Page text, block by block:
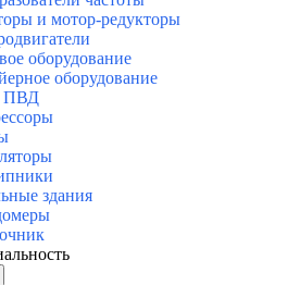
и мотор-редукторы
оборудование
оборудование
ПВД
здания